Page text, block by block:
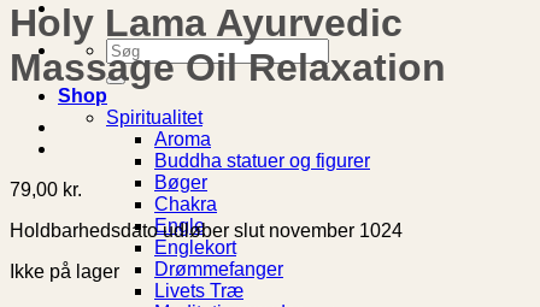
Søg
efter:
Shop
Spiritualitet
Aroma
Buddha statuer og figurer
Bøger
Chakra
Engle
Englekort
Drømmefanger
Livets Træ
Holy Lama Ayurvedic
Massage Oil Relaxation
79,00 kr.
Holdbarhedsdato udløber slut november 1024
Ikke på lager